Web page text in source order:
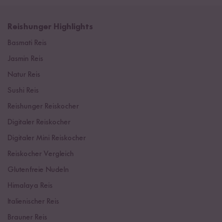
Reishunger Highlights
Basmati Reis
Jasmin Reis
Natur Reis
Sushi Reis
Reishunger Reiskocher
Digitaler Reiskocher
Digitaler Mini Reiskocher
Reiskocher Vergleich
Glutenfreie Nudeln
Himalaya Reis
Italienischer Reis
Brauner Reis